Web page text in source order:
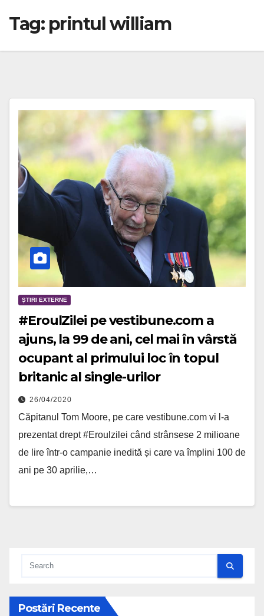
Tag: printul william
ȘTIRI EXTERNE
#EroulZilei pe vestibune.com a
ajuns, la 99 de ani, cel mai în vârstă
ocupant al primului loc în topul
britanic al single-urilor
26/04/2020
Căpitanul Tom Moore, pe care vestibune.com vi l-a
prezentat drept #Eroulzilei când strânsese 2 milioane
de lire într-o campanie inedită și care va împlini 100 de
ani pe 30 aprilie,…
Postări Recente